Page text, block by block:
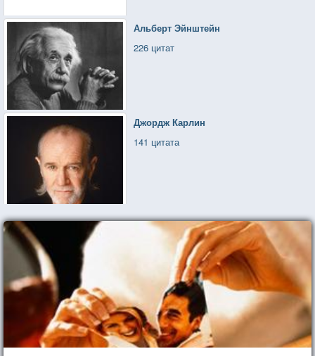
Альберт Эйнштейн
226 цитат
Джордж Карлин
141 цитата